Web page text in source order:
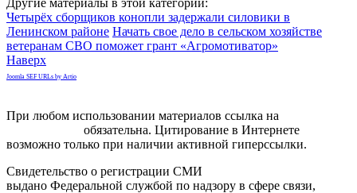
Четырёх сборщиков конопли задержали силовики в
Ленинском районе Начать свое дело в сельском хозяйстве
ветеранам СВО поможет грант «Агромотиватор»
Наверх
Joomla SEF URLs by Artio
При любом использовании материалов ссылка на
обязательна. Цитирование в Интернете
возможно только при наличии активной гиперссылки.
Свидетельство о регистрации СМИ
выдано Федеральной службой по надзору в сфере связи,